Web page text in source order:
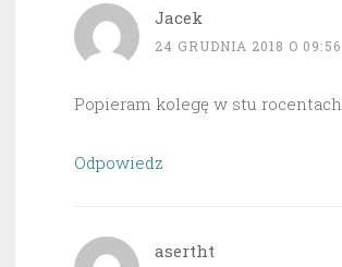
Jacek
24 GRUDNIA 2018 O 09:56
Popieram kolegę w stu rocentach
Odpowiedz
asertht